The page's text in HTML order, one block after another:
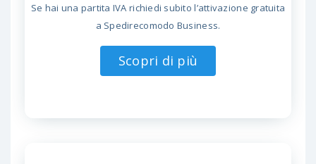
Se hai una partita IVA richiedi subito l’attivazione gratuita
a Spedirecomodo Business.
Scopri di più